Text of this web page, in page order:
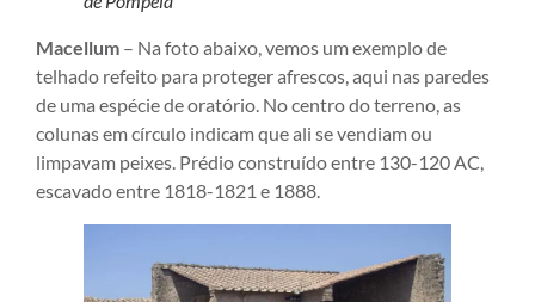
Macellum – Na foto abaixo, vemos um exemplo de
telhado refeito para proteger afrescos, aqui nas paredes
de uma espécie de oratório. No centro do terreno, as
colunas em círculo indicam que ali se vendiam ou
limpavam peixes. Prédio construído entre 130-120 AC,
escavado entre 1818-1821 e 1888.